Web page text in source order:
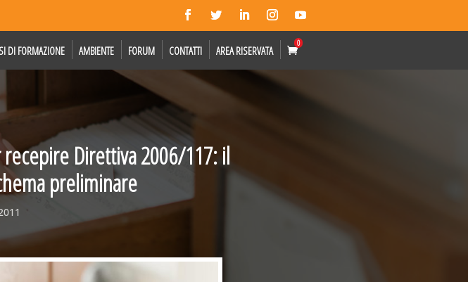
DI FORMAZIONE AMBIENTE FORUM CONTATTI AREA RISERVATA
0
Direttiva 2006/117: il
preliminare